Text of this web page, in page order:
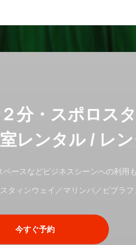
分・スポロス
レンタル / レ
ペースなどビジネスシーンへの利用
タィンウェイ／マリンバ／ビブラフ
今すぐ予約